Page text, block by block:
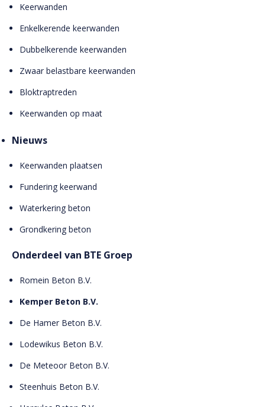
Keerwanden
Enkelkerende keerwanden
Dubbelkerende keerwanden
Zwaar belastbare keerwanden
Bloktraptreden
Keerwanden op maat
Nieuws
Keerwanden plaatsen
Fundering keerwand
Waterkering beton
Grondkering beton
Onderdeel van BTE Groep
Romein Beton B.V.
Kemper Beton B.V.
De Hamer Beton B.V.
Lodewikus Beton B.V.
De Meteoor Beton B.V.
Steenhuis Beton B.V.